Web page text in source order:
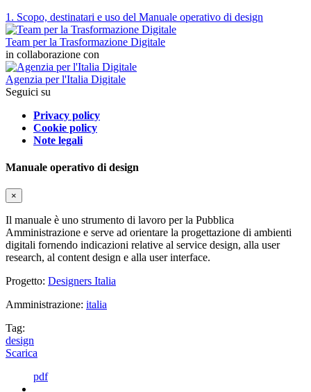
1. Scopo, destinatari e uso del Manuale operativo di design
Team per la Trasformazione Digitale
in collaborazione con
Agenzia per l'Italia Digitale
Seguici su
Privacy policy
Cookie policy
Note legali
Manuale operativo di design
×
Il manuale è uno strumento di lavoro per la Pubblica
Amministrazione e serve ad orientare la progettazione di ambienti
digitali fornendo indicazioni relative al service design, alla user
research, al content design e alla user interface.
Progetto: Designers Italia
Amministrazione: italia
Tag:
design
Scarica
pdf